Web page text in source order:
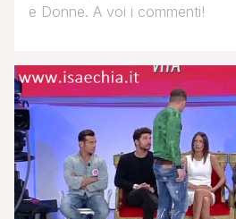
e Donne. A voi i commenti!